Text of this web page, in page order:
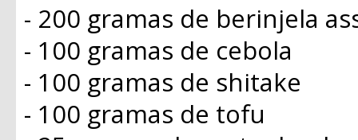
- 200 gramas de berinjela
- 100 gramas de cebola
- 100 gramas de shitake
- 100 gramas de tofu